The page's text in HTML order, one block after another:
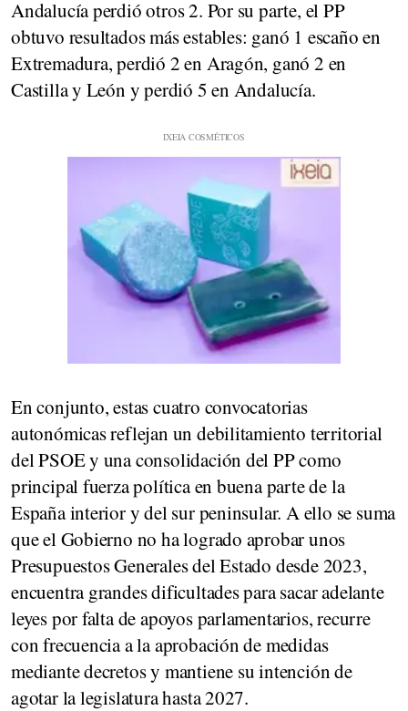
Andalucía perdió otros 2. Por su parte, el PP
obtuvo resultados más estables: ganó 1 escaño en
Extremadura, perdió 2 en Aragón, ganó 2 en
Castilla y León y perdió 5 en Andalucía.
En conjunto, estas cuatro convocatorias
autonómicas reflejan un debilitamiento territorial
del PSOE y una consolidación del PP como
principal fuerza política en buena parte de la
España interior y del sur peninsular. A ello se suma
que el Gobierno no ha logrado aprobar unos
Presupuestos Generales del Estado desde 2023,
encuentra grandes dificultades para sacar adelante
leyes por falta de apoyos parlamentarios, recurre
con frecuencia a la aprobación de medidas
mediante decretos y mantiene su intención de
agotar la legislatura hasta 2027.